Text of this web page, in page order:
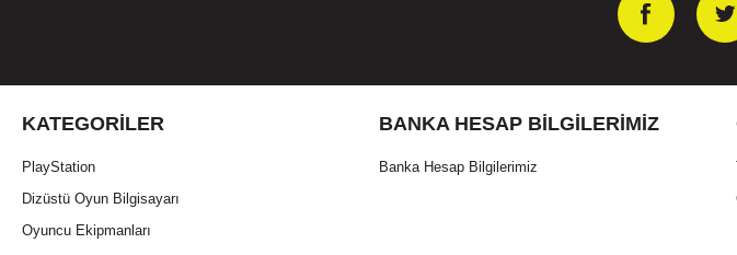
KATEGORILER
PlayStation
Dizüstü Oyun Bilgisayarı
Oyuncu Ekipmanları
BANKA HESAP BILGILERIMIZ
Banka Hesap Bilgilerimiz